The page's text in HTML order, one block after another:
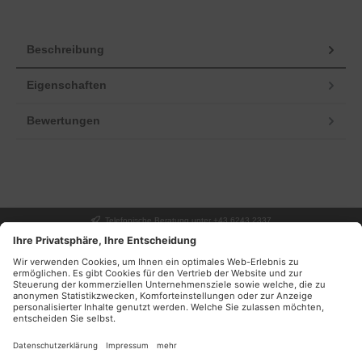
Beschreibung
Eigenschaften
Bewertungen
Telefonische Beratung unter +43 6243 2337
SERVICE
INFORMATIONEN
UNSER GESCHÄFT